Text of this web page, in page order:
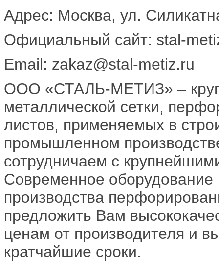
Адрес: Москва, ул.
Официальный сайт: stal-
Email: zakaz@stal-metiz.ru
ООО «СТАЛЬ-МЕТИЗ» –
металлической сетки,
листов, применяемых в
промышленном
сотрудничаем с
Современное оборудование
производства
предложить Вам
ценам от производителя и
кратчайшие сроки.